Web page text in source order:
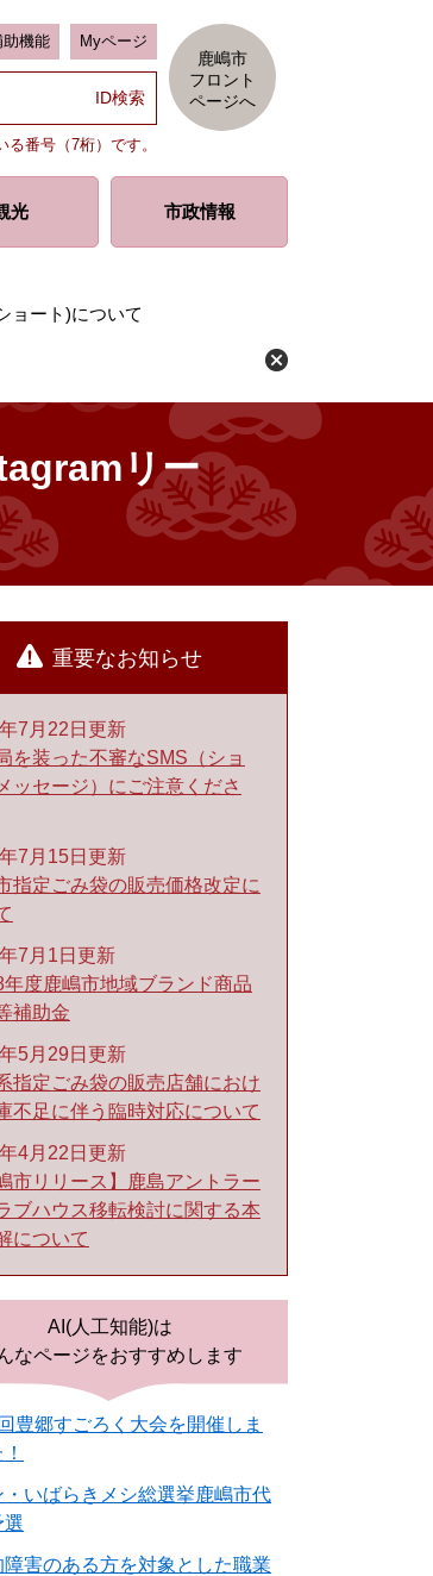
助機能 Myページ
番号（7桁）です。
鹿嶋市
フロント
ページへ
光 市政情報
ョート)について
リー
重要なお知らせ
7月22日更新
を装った不審なSMS（ショ
ッセージ）にご注意くださ
7月15日更新
指定ごみ袋の販売価格改定に
7月1日更新
年度鹿嶋市地域ブランド商品
補助金
5月29日更新
指定ごみ袋の販売店舗におけ
不足に伴う臨時対応について
4月22日更新
市リリース】鹿島アントラー
ブハウス移転検討に関する本
について
AI(人工知能)は
なページをおすすめします
豊郷すごろく大会を開催しま
・いばらきメシ総選挙鹿嶋市代
選
障害のある方を対象とした職業